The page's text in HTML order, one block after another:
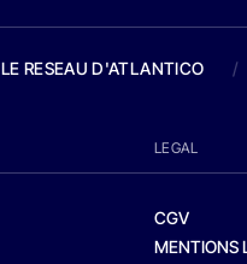
LE RESEAU D'ATLANTICO /
LEGAL
CGV
MENTIONS